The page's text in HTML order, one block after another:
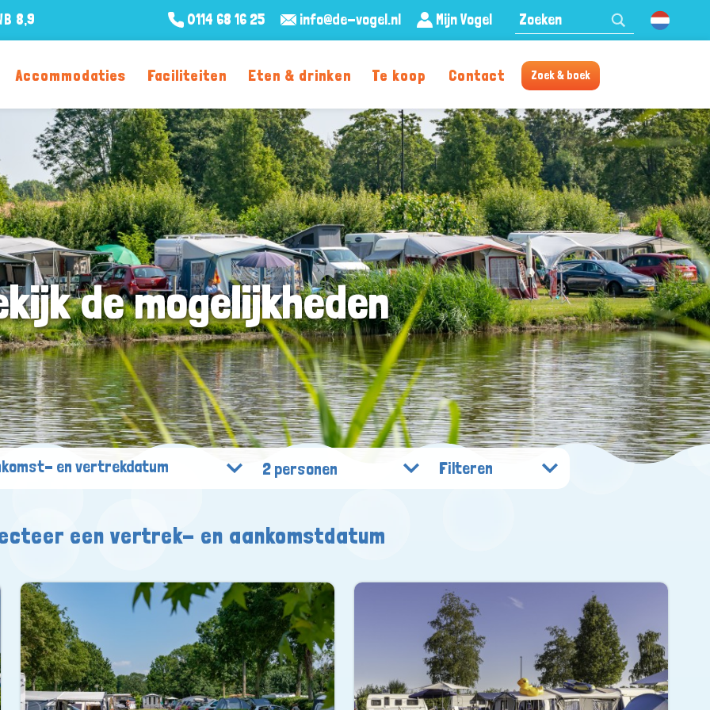
8,9 0114 68 16 25 info@de-vogel.nl Mijn Vogel Zoeken:
Accommodaties Faciliteiten Eten & drinken Te koop Contact Zoek & boek
de mogelijkheden
2 personen Filteren
een vertrek- en aankomstdatum